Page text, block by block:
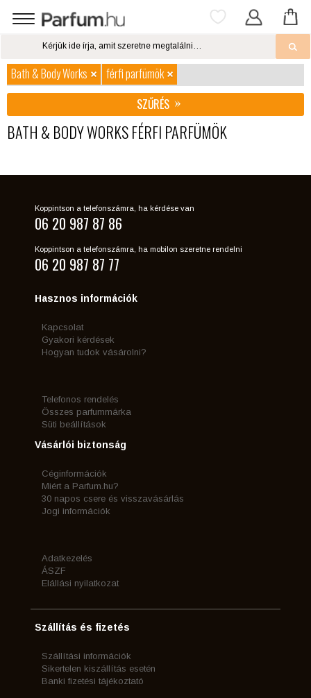
Bath & Body Works
férfi parfümök
SZŰRÉS
BATH & BODY WORKS FÉRFI PARFÜMÖK
Koppintson a telefonszámra, ha kérdése van
06 20 987 87 86
Koppintson a telefonszámra, ha mobilon szeretne rendelni
06 20 987 87 77
Hasznos információk
Kapcsolat
Gyakori kérdések
Hogyan tudok vásárolni?
Telefonos rendelés
Összes parfummárka
Süti beállítások
Vásárlói biztonság
Céginformációk
Miért a Parfum.hu?
30 napos csere és visszavásárlás
Jogi információk
Adatkezelés
ÁSZF
Elállási nyilatkozat
Szállítás és fizetés
Szállítási információk
Sikertelen kiszállítás esetén
Banki fizetési tájékoztató